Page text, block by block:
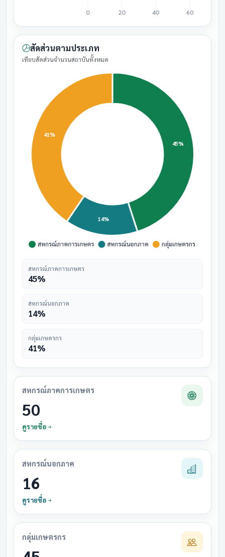
สัดส่วนตามประเภท
เทียบสัดส่วนจำนวนสถาบันทั้งหมด
สหกรณ์ภาคการเกษตร
45%
สหกรณ์นอกภาค
14%
กลุ่มเกษตรกร
41%
สหกรณ์ภาคการเกษตร
50
ดูรายชื่อ
สหกรณ์นอกภาค
16
ดูรายชื่อ
กลุ่มเกษตรกร